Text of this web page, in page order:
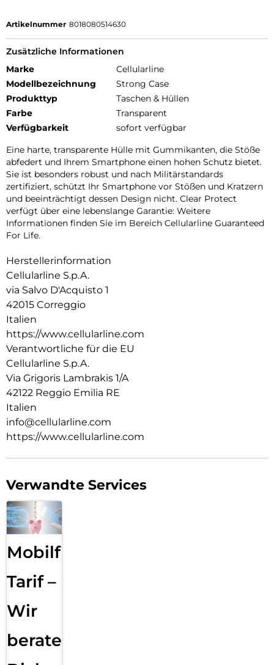
Artikelnummer 8018080514630
Zusätzliche Informationen
Marke
Cellularline
Modellbezeichnung
Strong Case
Produkttyp
Taschen & Hüllen
Farbe
Transparent
Verfügbarkeit
sofort verfügbar
Eine harte, transparente Hülle mit Gummikanten, die Stöße
abfedert und Ihrem Smartphone einen hohen Schutz bietet.
Sie ist besonders robust und nach Militärstandards
zertifiziert, schützt Ihr Smartphone vor Stößen und Kratzern
und beeinträchtigt dessen Design nicht. Clear Protect
verfügt über eine lebenslange Garantie: Weitere
Informationen finden Sie im Bereich Cellularline Guaranteed
For Life.
Herstellerinformation
Cellularline S.p.A.
via Salvo D'Acquisto 1
42015 Correggio
Italien
https://www.cellularline.com
Verantwortliche für die EU
Cellularline S.p.A.
Via Grigoris Lambrakis 1/A
42122 Reggio Emilia RE
Italien
info@cellularline.com
https://www.cellularline.com
Verwandte Services
Mobilfunk
Tarif –
Wir
beraten